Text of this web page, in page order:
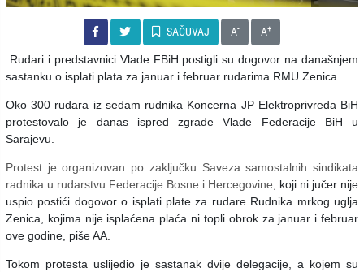
SAČUVAJ A- A+
Rudari i predstavnici Vlade FBiH postigli su dogovor na današnjem
sastanku o isplati plata za januar i februar rudarima RMU Zenica.
Oko 300 rudara iz sedam rudnika Koncerna JP Elektroprivreda BiH
protestovalo je danas ispred zgrade Vlade Federacije BiH u
Sarajevu.
Protest je organizovan po zaključku Saveza samostalnih sindikata
radnika u rudarstvu Federacije Bosne i Hercegovine, koji ni jučer nije
uspio postići dogovor o isplati plate za rudare Rudnika mrkog uglja
Zenica, kojima nije isplaćena plaća ni topli obrok za januar i februar
ove godine, piše AA.
Tokom protesta uslijedio je sastanak dvije delegacije, a kojem su